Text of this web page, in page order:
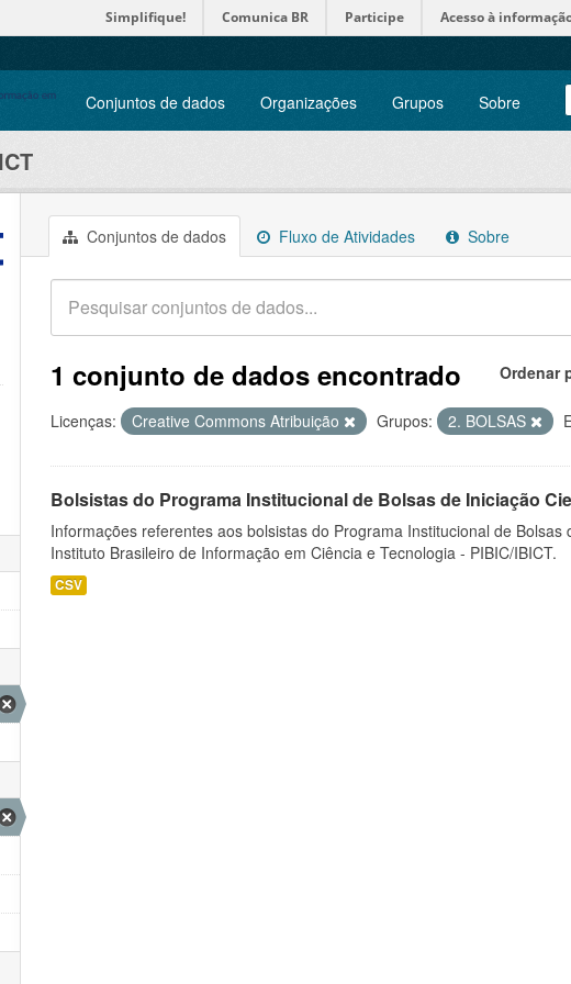
Simplifique! Comunica BR Participe Acesso à
Conjuntos de dados Organizações Grupos Sobre
Conjuntos de dados Fluxo de Atividades Sobre
Ordenar
1 conjunto de dados encontrado
Licenças: Creative Commons Atribuição Grupos: 2. BOLSAS
Bolsistas do Programa Institucional de Bolsas de Iniciação
Informações referentes aos bolsistas do Programa Institucional de Bolsas
Instituto Brasileiro de Informação em Ciência e Tecnologia - PIBIC/IBICT.
CSV